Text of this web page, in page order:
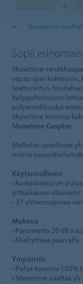
Showtime-
Sopii
Showtime-
vapaa-ajan
teattereihin.
helppohoitoisen
polyamidikuidut
Showtime koostuu
Showtime Graphic.
Mallistot soveltuvat
monia
Käytännöllinen
• Korkealaatuiset
pitkäikäisen ulkonäön
• 37 yhteensopivaa
Mukava
• Parannettu 20 dB:n
• Miellyttävä jalan alla
Ympäristö
• Pohja koostuu
• Showtime sisältää